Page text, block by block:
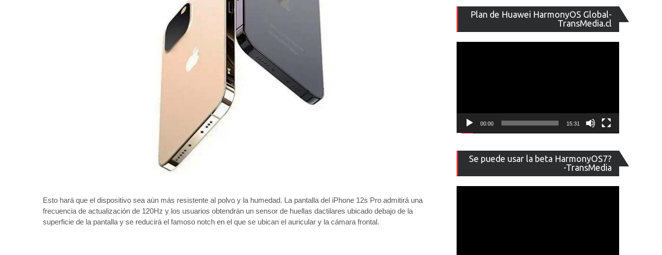
Esto hará que el dispositivo sea aún más resistente al polvo y la humedad. La pantalla del iPhone 12s Pro admitirá una
frecuencia de actualización de 120Hz y los usuarios obtendrán un sensor de huellas dactilares ubicado debajo de la
superficie de la pantalla y se reducirá el famoso notch en el que se ubican el auricular y la cámara frontal.
Plan de Huawei HarmonyOS Global-
TransMedia.cl
de
vídeo
00:00 15:31
Se puede usar la beta HarmonyOS7?
-TransMedia
de
vídeo